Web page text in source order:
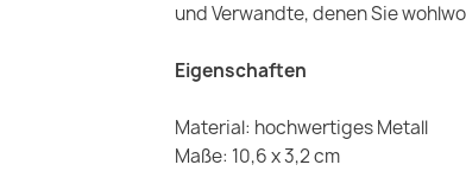
und Verwandte, denen Sie
Eigenschaften
Material: hochwertiges Metall
Maße: 10,6 x 3,2 cm